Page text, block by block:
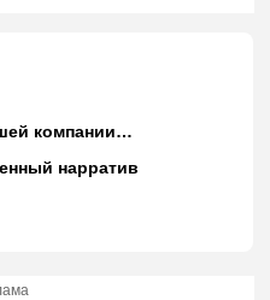
компании…
нарратив